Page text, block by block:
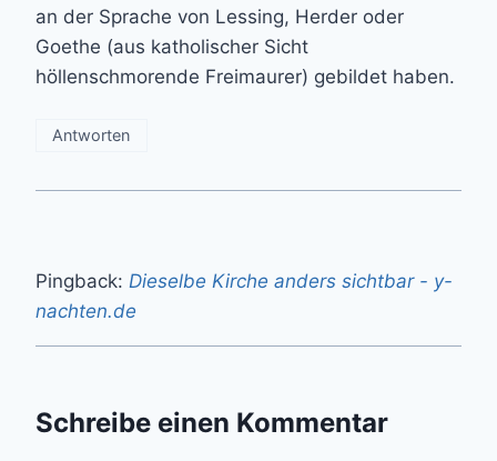
an der Sprache von Lessing, Herder oder
Goethe (aus katholischer Sicht
höllenschmorende Freimaurer) gebildet haben.
Antworten
Pingback: Dieselbe Kirche anders sichtbar - y-
nachten.de
Schreibe einen Kommentar